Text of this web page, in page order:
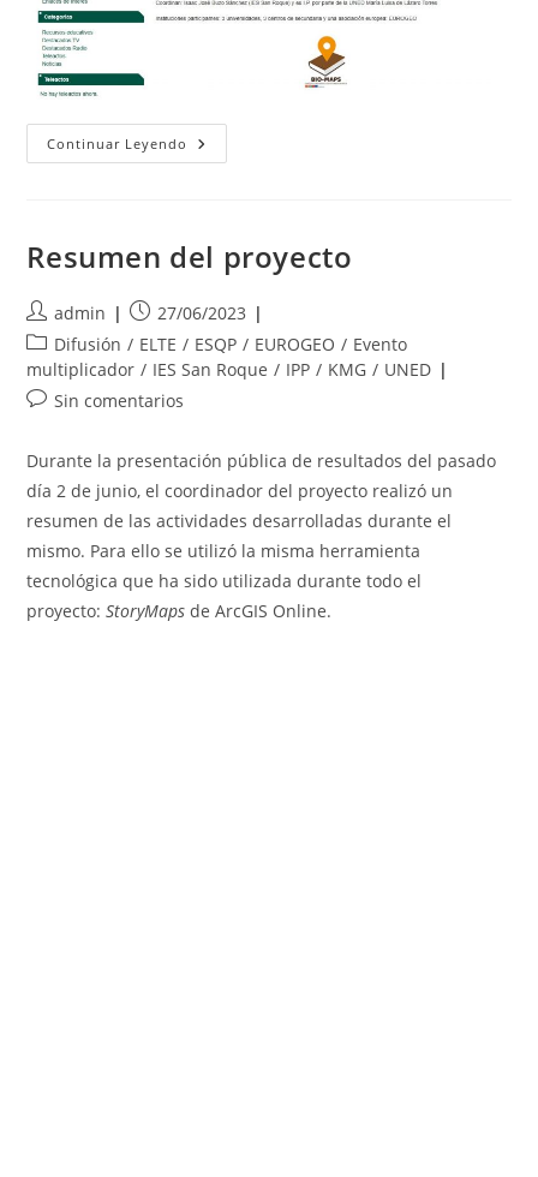
Continuar Leyendo Videos
De
Resumen del proyecto
Autor
de
la
entrada:
admin
Publicación
de
la
27/06/2023
Categoría
de
la
Difusión / ELTE / ESQP / EUROGEO / Evento
multiplicador / IES San Roque / IPP / KMG / UNED
Comentarios
la
Sin comentarios
Durante la presentación pública de resultados del pasado
día 2 de junio, el coordinador del proyecto realizó un
resumen de las actividades desarrolladas durante el
mismo. Para ello se utilizó la misma herramienta
tecnológica que ha sido utilizada durante todo el
proyecto:StoryMaps de ArcGIS Online.